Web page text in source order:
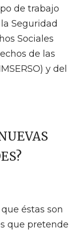
de trabajo
Seguridad
Sociales
de las
y del
éstas son
que pretende